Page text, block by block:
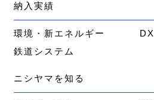
納入実績
環境・新エネルギー
DX
鉄道システム
ニシヤマを知る